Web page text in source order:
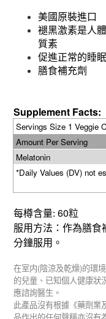
美國原裝進口
褪黑激素是人
質素
促進正常的睡
膳食補充劑
Supplement Facts:
Servings Size 1 Veggie
Amount Per Serving
Melatonin
*Daily Values (DV) not
每樽含量: 60粒
服用方法：作為膳食
分鐘服用。
在室内(陰涼及乾燥)的環
的兒童、已知個人健康狀
應諮詢醫生。
此產品沒有根據《藥劑業